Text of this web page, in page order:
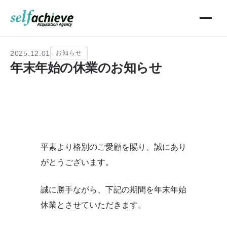
2025.12.01 お知らせ
年末年始の休業のお知らせ
平素より格別のご愛顧を賜り、誠にあり
がとうございます。
誠に勝手ながら、下記の期間を年末年始
休業とさせていただきます。